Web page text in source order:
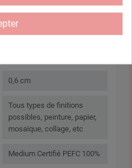
0,6 cm
Tous types de finitions
possibles, peinture, papier,
mosaïque, collage, etc
Medium Certifié PEFC 100%